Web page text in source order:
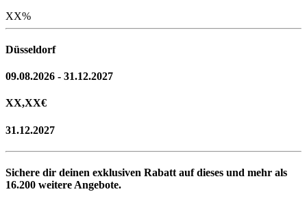
XX%
Düsseldorf
09.08.2026 - 31.12.2027
XX,XX€
31.12.2027
Sichere dir deinen exklusiven Rabatt auf dieses und mehr als
16.200 weitere Angebote.